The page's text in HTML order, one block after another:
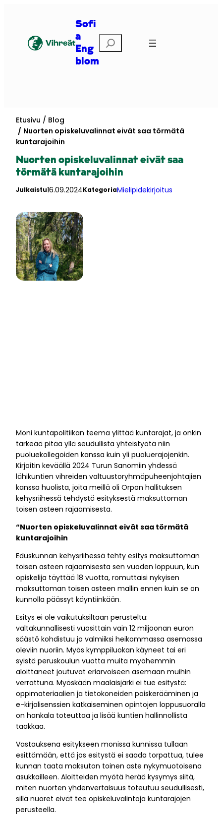
Sofi
a
Eng
blom
t
Etusivu
Blog
Nuorten opiskeluvalinnat eivät saa törmätä
kuntarajoihin
Nuorten opiskeluvalinnat eivät saa
törmätä kuntarajoihin
Julkaistu16.09.2024KategoriaMielipidekirjoitus
Moni kuntapolitiikan teema ylittää kuntarajat, ja onkin
tärkeää pitää yllä seudullista yhteistyötä niin
puoluekollegoiden kanssa kuin yli puoluerajojenkin.
Kirjoitin keväällä 2024 Turun Sanomiin yhdessä
lähikuntien vihreiden valtuustoryhmäpuheenjohtajien
kanssa huolista, joita meillä oli Orpon hallituksen
kehysriihessä tehdystä esityksestä maksuttoman
toisen asteen rajaamisesta.
“Nuorten opiskeluvalinnat eivät saa törmätä
kuntarajoihin
Eduskunnan kehysriihessä tehty esitys maksuttoman
toisen asteen rajaamisesta sen vuoden loppuun, kun
opiskelija täyttää 18 vuotta, romuttaisi nykyisen
maksuttoman toisen asteen mallin ennen kuin se on
kunnolla päässyt käyntiinkään.
Esitys ei ole vaikutuksiltaan perusteltu:
valtakunnallisesti vuosittain vain 12 miljoonan euron
säästö kohdistuu jo valmiiksi heikommassa asemassa
oleviin nuoriin. Myös kymppiluokan käyneet tai eri
syistä peruskoulun vuotta muita myöhemmin
aloittaneet joutuvat eriarvoiseen asemaan muihin
verrattuna. Myöskään maalaisjärki ei tue esitystä:
oppimateriaalien ja tietokoneiden poiskerääminen ja
e-kirjalisenssien katkaiseminen opintojen loppusuoralla
on hankala toteuttaa ja lisää kuntien hallinnollista
taakkaa.
Vastauksena esitykseen monissa kunnissa tullaan
esittämään, että jos esitystä ei saada torpattua, tulee
kunnan taata maksuton toinen aste nykymuotoisena
asukkailleen. Aloitteiden myötä herää kysymys siitä,
miten nuorten yhdenvertaisuus toteutuu seudullisesti,
sillä nuoret eivät tee opiskeluvalintoja kuntarajojen
perusteella.